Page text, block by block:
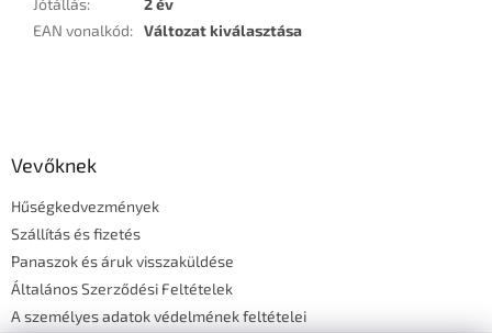
Jótállás:
2 év
EAN vonalkód: Változat kiválasztása
Vevőknek
Hűségkedvezmények
Szállítás és fizetés
Panaszok és áruk visszaküldése
Általános Szerződési Feltételek
A személyes adatok védelmének feltételei